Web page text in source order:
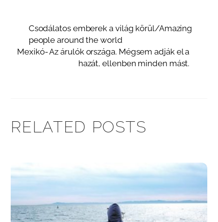
Csodálatos emberek a világ körül/Amazing
people around the world
Mexikó- Az árulók országa. Mégsem adják el a
hazát, ellenben minden mást.
RELATED POSTS